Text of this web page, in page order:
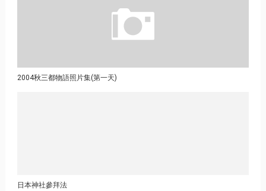
2004秋三都物語照片集(第一天)
日本神社參拜法